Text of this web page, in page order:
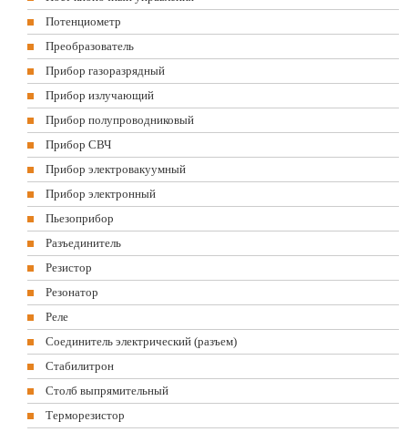
Потенциометр
Преобразователь
Прибор газоразрядный
Прибор излучающий
Прибор полупроводниковый
Прибор СВЧ
Прибор электровакуумный
Прибор электронный
Пьезоприбор
Разъединитель
Резистор
Резонатор
Реле
Соединитель электрический (разъем)
Стабилитрон
Столб выпрямительный
Терморезистор